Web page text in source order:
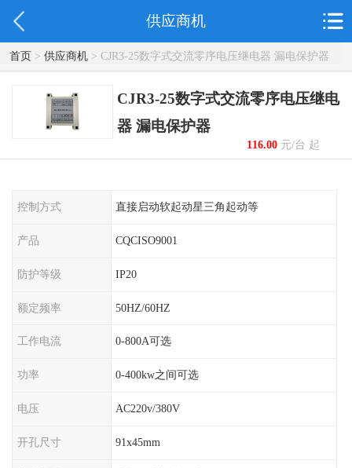
供应商机
首页> 供应商机> CJR3-25数字式交流零序电压继电器 漏电保护器
CJR3-25数字式交流零序电压继电
器 漏电保护器
116.00元/台 起
控制方式 直接启动软起动星三角起动等
产品 CQCISO9001
防护等级 IP20
额定频率 50HZ/60HZ
工作电流 0-800A可选
功率 0-400kw之间可选
电压 AC220v/380V
开孔尺寸 91x45mm